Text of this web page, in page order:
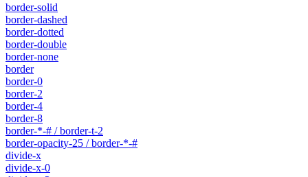
border-solid
border-dashed
border-dotted
border-double
border-none
border
border-0
border-2
border-4
border-8
border-*-# / border-t-2
border-opacity-25 / border-*-#
divide-x
divide-x-0